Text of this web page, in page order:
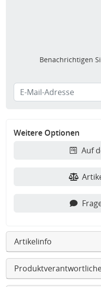
Benachrichtigen
Weitere Optionen
Auf
Artikelinfo